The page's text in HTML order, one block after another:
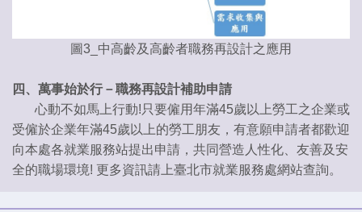
圖3_中高齡及高齡者職務再設計之應用
四、萬事始於行－職務再設計補助申請
心動不如馬上行動!只要僱用年滿45歲以上勞工之企業或
受僱於企業年滿45歲以上的勞工朋友，有意願申請者都歡迎
向本處各就業服務站提出申請，共同營造人性化、友善及安
全的職場環境! 更多資訊請上臺北市就業服務處網站查詢。